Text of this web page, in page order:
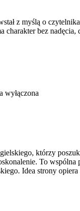
z myślą o
charakter bez
wyłączona
którzy
To
Idea strony